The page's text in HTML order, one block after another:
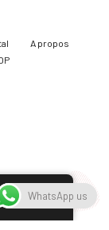
A propos
French
WhatsApp us